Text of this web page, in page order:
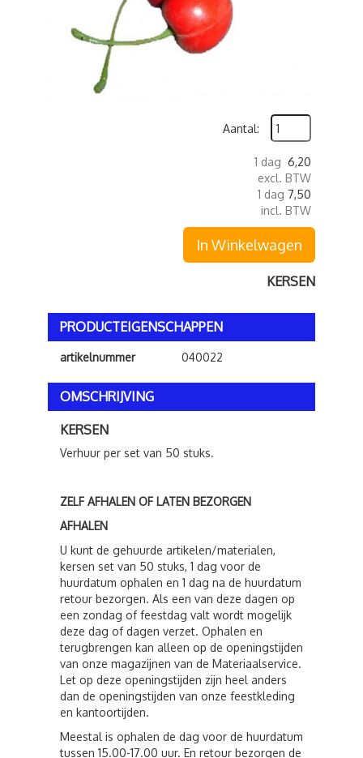
Aantal:
1 dag 6,20
excl. BTW
1 dag 7,50
incl. BTW
In Winkelwagen
KERSEN
PRODUCTEIGENSCHAPPEN
artikelnummer 040022
OMSCHRIJVING
KERSEN
Verhuur per set van 50 stuks.
ZELF AFHALEN OF LATEN BEZORGEN
AFHALEN
U kunt de gehuurde artikelen/materialen,
kersen set van 50 stuks, 1 dag voor de
huurdatum ophalen en 1 dag na de huurdatum
retour bezorgen. Als een van deze dagen op
een zondag of feestdag valt wordt mogelijk
deze dag of dagen verzet. Ophalen en
terugbrengen kan alleen op de openingstijden
van onze magazijnen van de Materiaalservice.
Let op deze openingstijden zijn heel anders
dan de openingstijden van onze feestkleding
en kantoortijden.
Meestal is ophalen de dag voor de huurdatum
tussen 15.00-17.00 uur. En retour bezorgen de